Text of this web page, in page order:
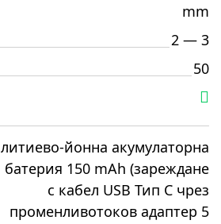
mm
2 — 3
50
литиево-йонна акумулаторна
батерия 150 mAh (зареждане
с кабел USB Тип С чрез
променливотоков адаптер 5